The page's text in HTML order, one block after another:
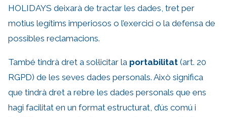
HOLIDAYS deixarà de tractar les dades, tret per
motius legítims imperiosos o l’exercici o la defensa de
possibles reclamacions.
També tindrà dret a sol·licitar la portabilitat (art. 20
RGPD) de les seves dades personals. Això significa
que tindrà dret a rebre les dades personals que ens
hagi facilitat en un format estructurat, d’ús comú i